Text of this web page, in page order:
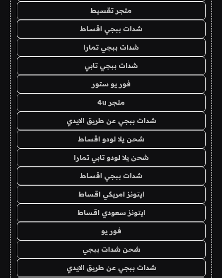
متجر تقسيط
شدات ببجي اقساط
شدات ببجي تمارا
شدات ببجي تابي
فور يو ستور
متجر 4u
شدات ببجي عن طريق الايدي
شحن يلا لودو اقساط
شحن يلا لودو تابي تمارا
شدات ببجي اقساط
ايتونز امريكي اقساط
ايتونز سعودي اقساط
فور يو
شحن شدات ببجي
شدات ببجي عن طريق الايدي